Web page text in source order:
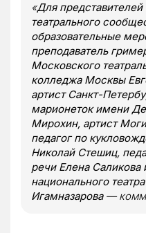
«Для
театрального
образовательные
преподаватель
Московского
колледжа Москвы
артист Санкт-
марионеток имени
Мирохин, артист
педагог по
Николай Стешиц,
речи Елена Саликова
национального
Игамназарова—